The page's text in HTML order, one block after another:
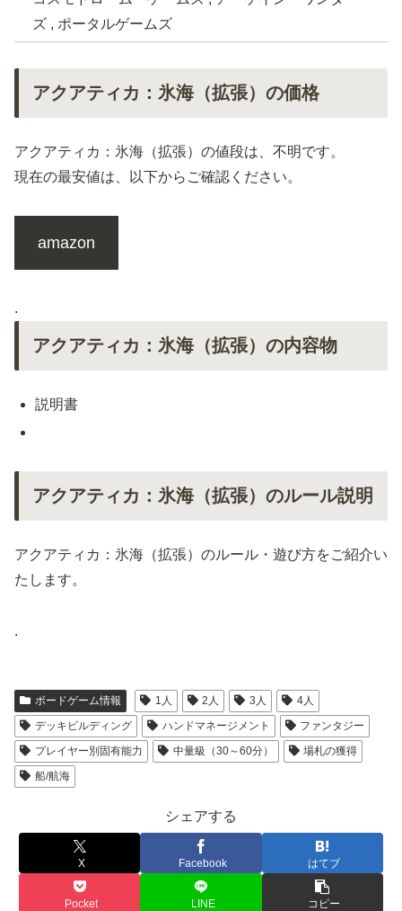
ズ , ポータルゲームズ
アクアティカ：氷海（拡張）の価格
アクアティカ：氷海（拡張）の値段は、不明です。
現在の最安値は、以下からご確認ください。
amazon
.
アクアティカ：氷海（拡張）の内容物
説明書
アクアティカ：氷海（拡張）のルール説明
アクアティカ：氷海（拡張）のルール・遊び方をご紹介い
たします。
.
ボードゲーム情報 1人 2人 3人
4人
デッキビルディング
ハンドマネージメント
ファンタジー
プレイヤー別固有能力
中量級（30～60分）
場札の獲得
船/航海
シェアする
X Facebook はてブ
Pocket LINE コピー